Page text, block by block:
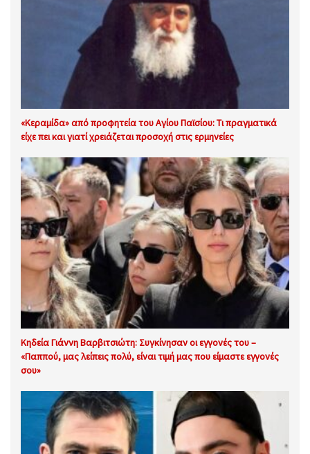
«Κεραμίδα» από προφητεία του Αγίου Παϊσίου: Τι πραγματικά
είχε πει και γιατί χρειάζεται προσοχή στις ερμηνείες
Κηδεία Γιάννη Βαρβιτσιώτη: Συγκίνησαν οι εγγονές του –
«Παππού, μας λείπεις πολύ, είναι τιμή μας που είμαστε εγγονές
σου»